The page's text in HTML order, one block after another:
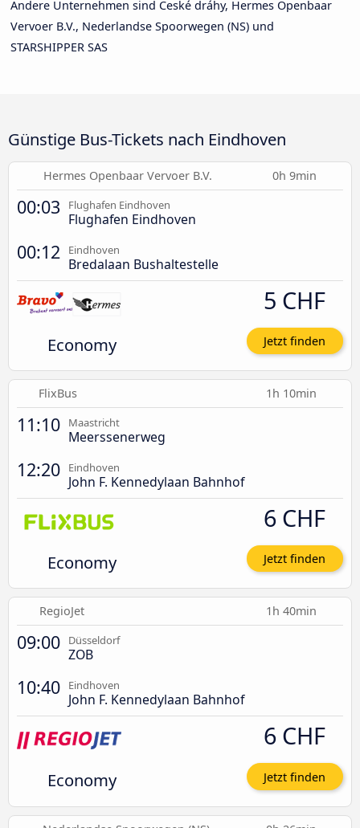
Andere Unternehmen sind České dráhy, Hermes Openbaar
Vervoer B.V., Nederlandse Spoorwegen (NS) und
STARSHIPPER SAS
Günstige Bus-Tickets nach Eindhoven
Hermes Openbaar Vervoer B.V. 0h 9min
00:03 Flughafen Eindhoven
Flughafen Eindhoven
00:12 Eindhoven
Bredalaan Bushaltestelle
Economy
5 CHF
Jetzt finden
FlixBus 1h 10min
11:10 Maastricht
Meerssenerweg
12:20 Eindhoven
John F. Kennedylaan Bahnhof
Economy
6 CHF
Jetzt finden
RegioJet 1h 40min
09:00 Düsseldorf
ZOB
10:40 Eindhoven
John F. Kennedylaan Bahnhof
Economy
6 CHF
Jetzt finden